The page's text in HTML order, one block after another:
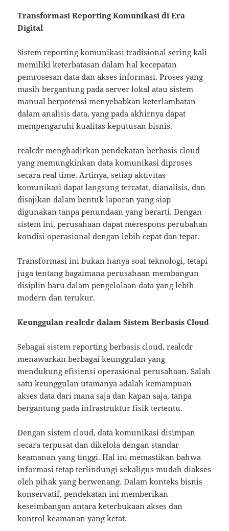
Transformasi Reporting Komunikasi di Era
Digital
Sistem reporting komunikasi tradisional sering kali
memiliki keterbatasan dalam hal kecepatan
pemrosesan data dan akses informasi. Proses yang
masih bergantung pada server lokal atau sistem
manual berpotensi menyebabkan keterlambatan
dalam analisis data, yang pada akhirnya dapat
mempengaruhi kualitas keputusan bisnis.
realcdr menghadirkan pendekatan berbasis cloud
yang memungkinkan data komunikasi diproses
secara real time. Artinya, setiap aktivitas
komunikasi dapat langsung tercatat, dianalisis, dan
disajikan dalam bentuk laporan yang siap
digunakan tanpa penundaan yang berarti. Dengan
sistem ini, perusahaan dapat merespons perubahan
kondisi operasional dengan lebih cepat dan tepat.
Transformasi ini bukan hanya soal teknologi, tetapi
juga tentang bagaimana perusahaan membangun
disiplin baru dalam pengelolaan data yang lebih
modern dan terukur.
Keunggulan realcdr dalam Sistem Berbasis Cloud
Sebagai sistem reporting berbasis cloud, realcdr
menawarkan berbagai keunggulan yang
mendukung efisiensi operasional perusahaan. Salah
satu keunggulan utamanya adalah kemampuan
akses data dari mana saja dan kapan saja, tanpa
bergantung pada infrastruktur fisik tertentu.
Dengan sistem cloud, data komunikasi disimpan
secara terpusat dan dikelola dengan standar
keamanan yang tinggi. Hal ini memastikan bahwa
informasi tetap terlindungi sekaligus mudah diakses
oleh pihak yang berwenang. Dalam konteks bisnis
konservatif, pendekatan ini memberikan
keseimbangan antara keterbukaan akses dan
kontrol keamanan yang ketat.